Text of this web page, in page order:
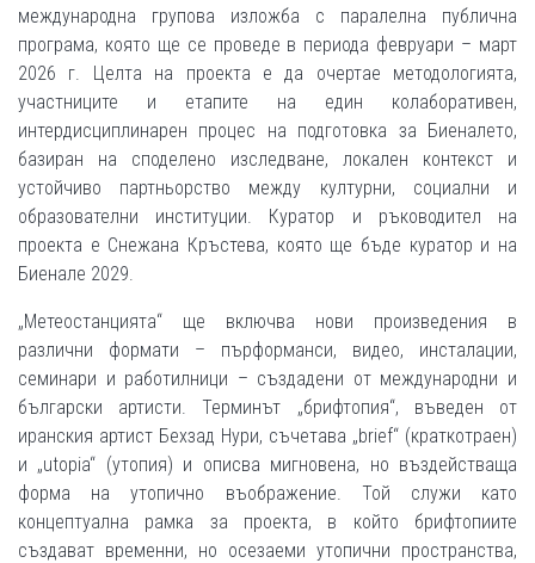
международна групова изложба с паралелна публична
програма, която ще се проведе в периода февруари – март
2026 г. Целта на проекта е да очертае методологията,
участниците и етапите на един колаборативен,
интердисциплинарен процес на подготовка за Биеналето,
базиран на споделено изследване, локален контекст и
устойчиво партньорство между културни, социални и
образователни институции. Куратор и ръководител на
проекта е Снежана Кръстева, която ще бъде куратор и на
Биенале 2029.
„Метеостанцията“ ще включва нови произведения в
различни формати – пърформанси, видео, инсталации,
семинари и работилници – създадени от международни и
български артисти. Терминът „брифтопия“, въведен от
иранския артист Бехзад Нури, съчетава „brief“ (краткотраен)
и „utopia“ (утопия) и описва мигновена, но въздействаща
форма на утопично въображение. Той служи като
концептуална рамка за проекта, в който брифтопиите
създават временни, но осезаеми утопични пространства,